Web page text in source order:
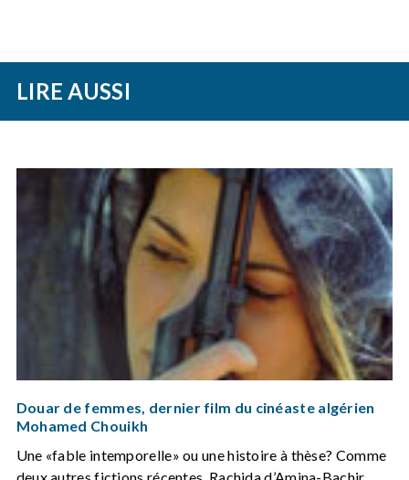
LIRE AUSSI
Douar de femmes, dernier film du cinéaste algérien
Mohamed Chouikh
Une «fable intemporelle» ou une histoire à thèse? Comme